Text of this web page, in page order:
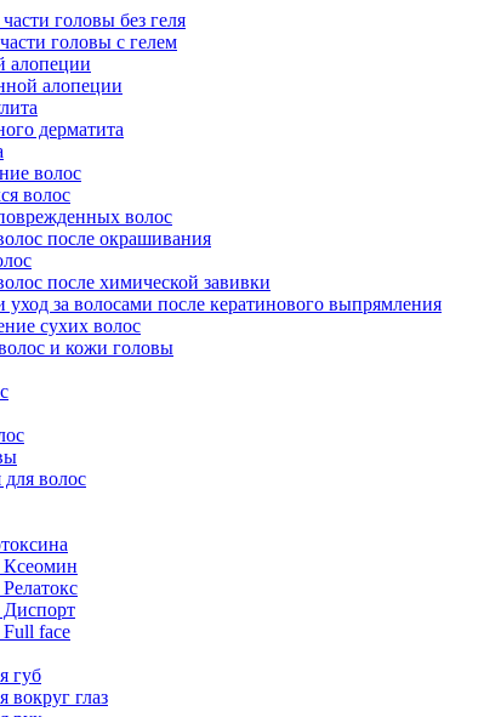
головы без геля
головы с гелем
алопеции
алопеции
дерматита
волос
волос
волос
после окрашивания
после химической завивки
уход за волосами после кератинового выпрямления
сухих волос
и кожи головы
для волос
Ксеомин
Диспорт
face
губ
вокруг глаз